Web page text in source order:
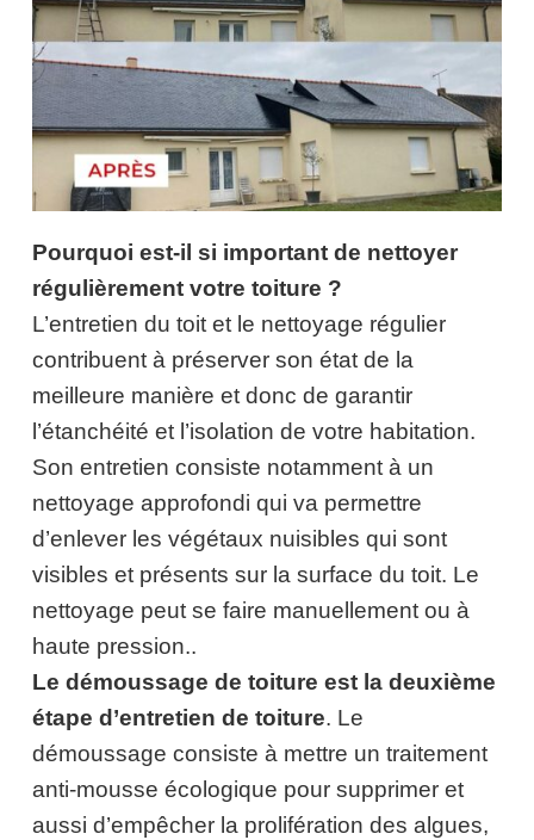
Pourquoi est-il si important de nettoyer
régulièrement votre toiture ?
L’entretien du toit et le nettoyage régulier
contribuent à préserver son état de la
meilleure manière et donc de garantir
l’étanchéité et l’isolation de votre habitation.
Son entretien consiste notamment à un
nettoyage approfondi qui va permettre
d’enlever les végétaux nuisibles qui sont
visibles et présents sur la surface du toit. Le
nettoyage peut se faire manuellement ou à
haute pression..
Le démoussage de toiture est la deuxième
étape d’entretien de toiture. Le
démoussage consiste à mettre un traitement
anti-mousse écologique pour supprimer et
aussi d’empêcher la prolifération des algues,